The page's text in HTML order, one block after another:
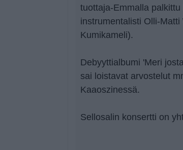
tuottaja-Emmalla
instrumentalisti Olli-
Kumikameli).
Debyyttialbumi 'Meri
sai loistavat arvostelut
Kaaoszinessä.
Sellosalin konsertti on